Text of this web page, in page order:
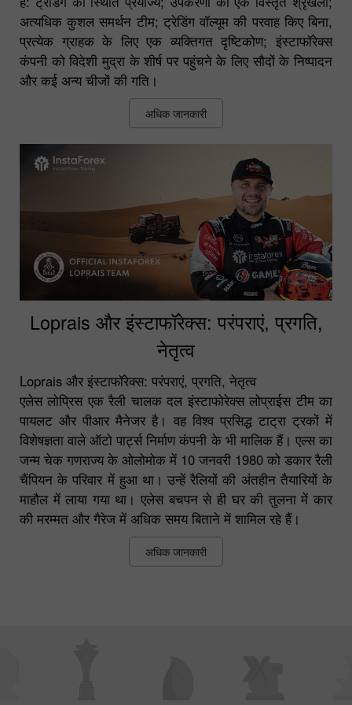
अत्यधिक कुशल समर्थन टीम; ट्रेडिंग वॉल्यूम की परवाह किए बिना,
प्रत्येक ग्राहक के लिए एक व्यक्तिगत दृष्टिकोण; इंस्टाफॉरेक्स
कंपनी को विदेशी मुद्रा के शीर्ष पर पहुंचने के लिए सौदों के निष्पादन
और कई अन्य चीजों की गति।
अधिक जानकारी
Loprais और इंस्टाफॉरेक्स: परंपराएं, प्रगति,
नेतृत्व
Loprais और इंस्टाफॉरेक्स: परंपराएं, प्रगति, नेतृत्व
एलेस लोप्रिस एक रैली चालक दल इंस्टाफोरेक्स लोप्राईस टीम का
पायलट और पीआर मैनेजर है। वह विश्व प्रसिद्ध टाट्रा ट्रकों में
विशेषज्ञता वाले ऑटो पार्ट्स निर्माण कंपनी के भी मालिक हैं। एल्स का
जन्म चेक गणराज्य के ओलोमोक में 10 जनवरी 1980 को डकार रैली
चैंपियन के परिवार में हुआ था। उन्हें रैलियों की अंतहीन तैयारियों के
माहौल में लाया गया था। एलेस बचपन से ही घर की तुलना में कार
की मरम्मत और गैरेज में अधिक समय बिताने में शामिल रहे हैं।
अधिक जानकारी